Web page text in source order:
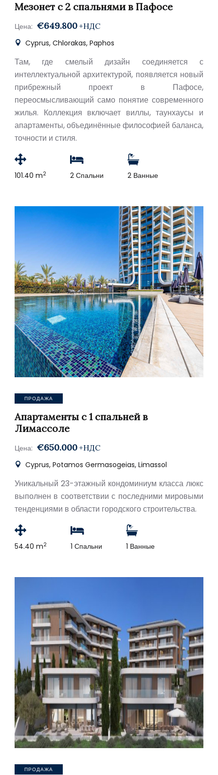
Мезонет с 2 спальнями в Пафосе
Цена: €649.800 +НДС
Cyprus, Chlorakas, Paphos
Там, где смелый дизайн соединяется с
интеллектуальной архитектурой, появляется новый
прибрежный проект в Пафосе,
переосмысливающий само понятие современного
жилья. Коллекция включает виллы, таунхаусы и
апартаменты, объединённые философией баланса,
точности и стиля.
101.40 m2 2 Спальни 2 Ванные
ПРОДАЖА
Апартаменты с 1 спальней в
Лимассоле
Цена: €650.000 +НДС
Cyprus, Potamos Germasogeias, Limassol
Уникальный 23-этажный кондоминиум класса люкс
выполнен в соответствии с последними мировыми
тенденциями в области городского строительства.
54.40 m2 1 Спальни 1 Ванные
ПРОДАЖА